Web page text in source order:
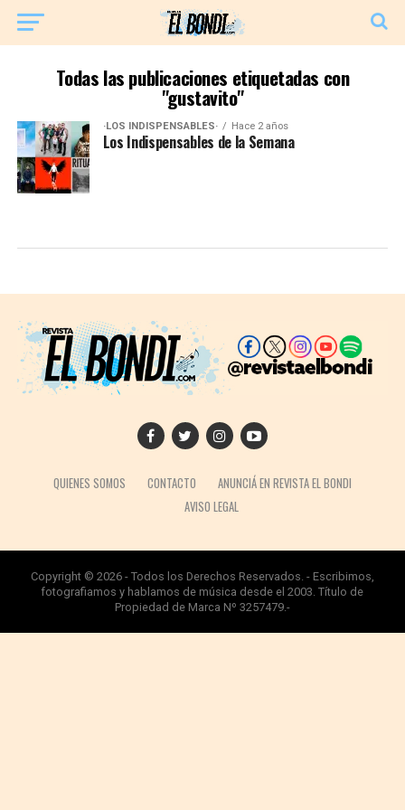
Todas las publicaciones etiquetadas con
"gustavito"
·LOS INDISPENSABLES· Hace 2 años
Los Indispensables de la Semana
QUIENES SOMOS CONTACTO
ANUNCIÁ EN REVISTA EL BONDI
AVISO LEGAL
Copyright © 2026 - Todos los Derechos Reservados. - Escribimos,
fotografiamos y hablamos de música desde el 2003. Título de
Propiedad de Marca Nº 3257479.-